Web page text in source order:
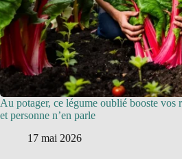
Au potager, ce légume oublié booste vos
et personne n’en parle
17 mai 2026